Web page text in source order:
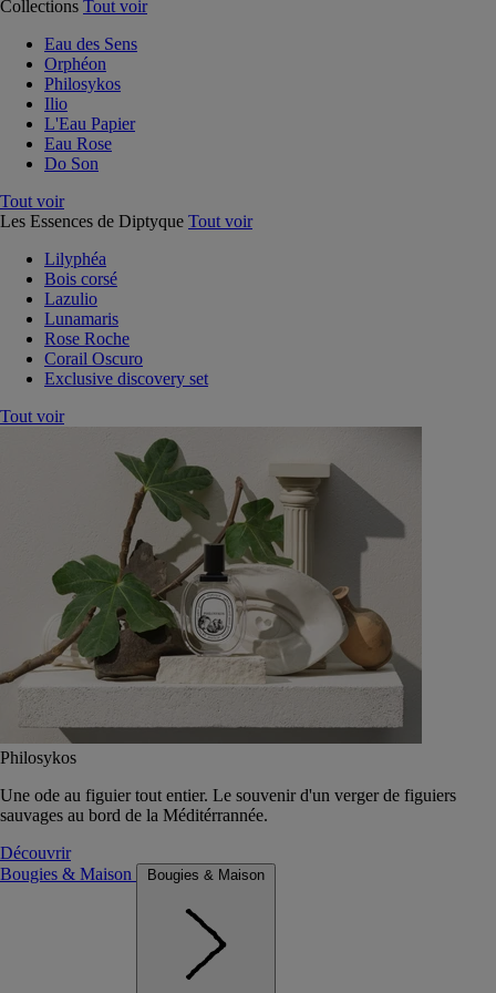
Collections Tout voir
Eau des Sens
Orphéon
Philosykos
Ilio
L'Eau Papier
Eau Rose
Do Son
Tout voir
Les Essences de Diptyque Tout voir
Lilyphéa
Bois corsé
Lazulio
Lunamaris
Rose Roche
Corail Oscuro
Exclusive discovery set
Tout voir
Philosykos
Une ode au figuier tout entier. Le souvenir d'un verger de figuiers
sauvages au bord de la Méditérrannée.
Découvrir
Bougies & Maison
Bougies & Maison